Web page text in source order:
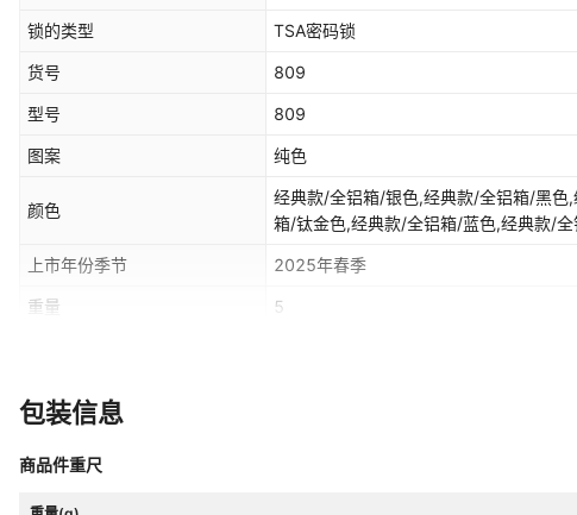
锁的类型 TSA密码锁
货号 809
型号 809
图案 纯色
颜色
经典款/全铝箱/银色,经典款/全铝箱/黑色
箱/钛金色,经典款/全铝箱/蓝色,经典款/
编织纹,经典全铝升级/刹车减震/黑色编
铝箱/红+蓝,直角/全铝箱/黑色,直角/全铝
角/全铝箱/玫瑰金,直角/全铝箱/红色,直
色/复古款/加厚型,银色/复古款/加厚型,
上市年份季节 2025年春季
重量 5
包装信息
商品件重尺